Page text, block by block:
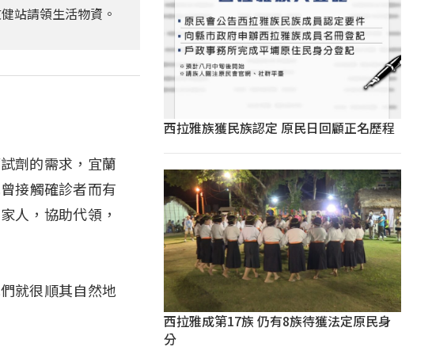
站請領生活物資。
劑的需求，宜蘭
接觸確診者而有
人，協助代領，
就很順其自然地
西拉雅族獲民族認定 原民日回顧正名歷程
西拉雅成第17族 仍有8族待獲法定原民身
分